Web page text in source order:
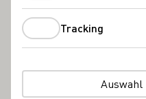
Tracking
Auswahl